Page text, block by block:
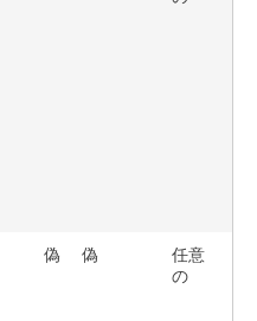
偽 偽
任意
の